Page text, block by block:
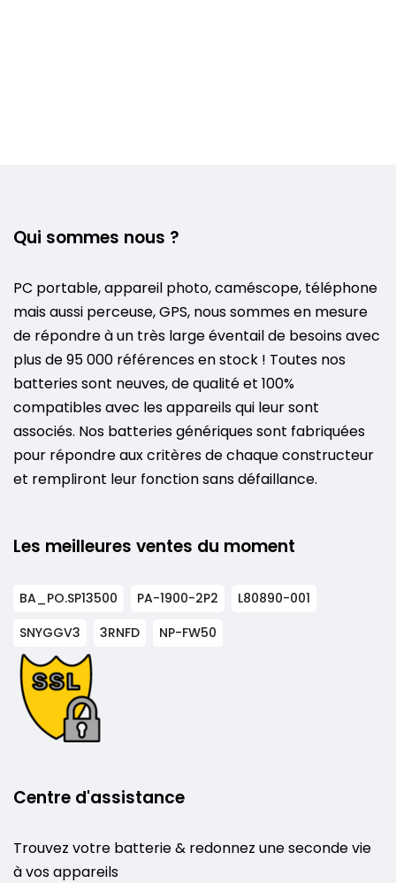
Qui sommes nous ?
PC portable, appareil photo, caméscope, téléphone
mais aussi perceuse, GPS, nous sommes en mesure
de répondre à un très large éventail de besoins avec
plus de 95 000 références en stock ! Toutes nos
batteries sont neuves, de qualité et 100%
compatibles avec les appareils qui leur sont
associés. Nos batteries génériques sont fabriquées
pour répondre aux critères de chaque constructeur
et rempliront leur fonction sans défaillance.
Les meilleures ventes du moment
BA_PO.SP13500 PA-1900-2P2
L80890-001
SNYGGV3
3RNFD NP-FW50
Centre d'assistance
Trouvez votre batterie & redonnez une seconde vie
à vos appareils